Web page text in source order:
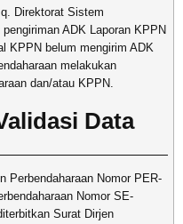
Direktorat Sistem
ADK Laporan KPPN
KPPN belum mengirim ADK
melakukan
dan/atau KPPN.
Data
Perbendaharaan Nomor PER-
Nomor SE-
Surat Dirjen